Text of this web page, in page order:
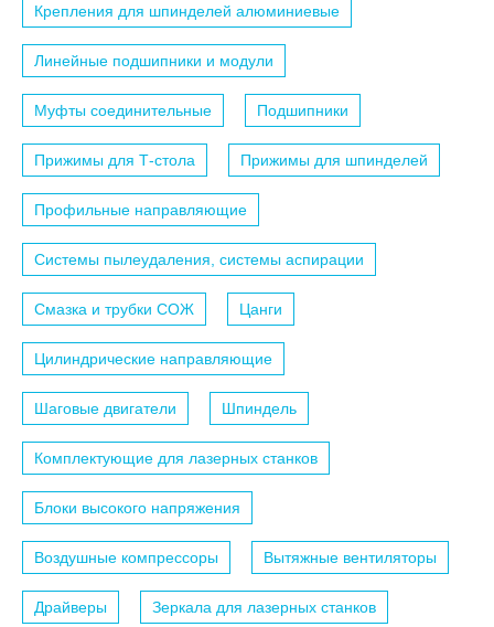
Крепления для шпинделей алюминиевые
Линейные подшипники и модули
Муфты соединительные Подшипники
Прижимы для Т-стола Прижимы для шпинделей
Профильные направляющие
Системы пылеудаления, системы аспирации
Смазка и трубки СОЖ Цанги
Цилиндрические направляющие
Шаговые двигатели Шпиндель
Комплектующие для лазерных станков
Блоки высокого напряжения
Воздушные компрессоры Вытяжные вентиляторы
Драйверы Зеркала для лазерных станков